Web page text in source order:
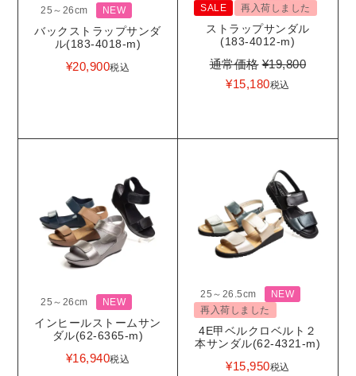
25～26cm NEW
バックストラップサンダ
ル(183-4018-m)
¥20,900税込
SALE
再入荷しました
ストラップサンダル
(183-4012-m)
通常価格 ¥19,800
¥15,180税込
25～26cm NEW
インヒールストームサン
ダル(62-6365-m)
¥16,940税込
25～26.5cm
NEW
再入荷しました
4E甲ベルクロベルト２
本サンダル(62-4321-m)
¥15,950税込